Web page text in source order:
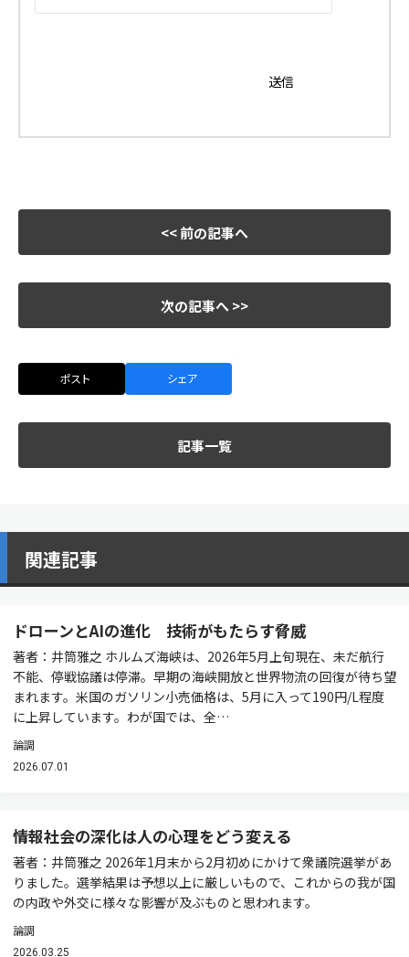
<< 前の記事へ
次の記事へ >>
ポスト シェア
記事一覧
関連記事
ドローンとAIの進化 技術がもたらす脅威
著者：井筒雅之 ホルムズ海峡は、2026年5月上旬現在、未だ航行
不能、停戦協議は停滞。早期の海峡開放と世界物流の回復が待ち望
まれます。米国のガソリン小売価格は、5月に入って190円/L程度
に上昇しています。わが国では、全…
論調
2026.07.01
情報社会の深化は人の心理をどう変える
著者：井筒雅之 2026年1月末から2月初めにかけて衆議院選挙があ
りました。選挙結果は予想以上に厳しいもので、これからの我が国
の内政や外交に様々な影響が及ぶものと思われます。
論調
2026.03.25